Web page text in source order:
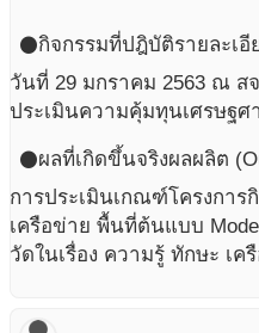
circleกิจกรรมที่ปฎิบัติรายละเ
วันที่ 29 มกราคม 2563 ณ ส
ประเมินความคุ้มทุนเศรษฐศ
circleผลที่เกิดขึ้นจริงผลผลิต
การประเมินเกณฑ์โครงกา
เครือข่าย พื้นที่ต้นแบบ
วัดในเรื่อง ความรู้ ทักษะ เ